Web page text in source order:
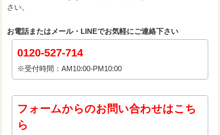
さい。
お電話またはメール・LINEでお気軽にご連絡下さい
0120-527-714
※受付時間：AM10:00-PM10:00
フォームからのお問い合わせはこち
ら